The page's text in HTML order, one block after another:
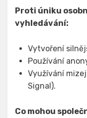
Proti úniku
vyhledávání:
Vytvoření
Používání
Využívání
Signal).
Co mohou